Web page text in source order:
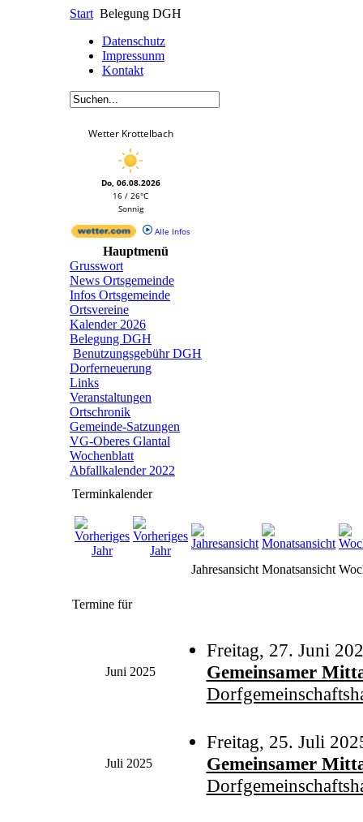
Start Belegung DGH
Datenschutz
Impressunm
Kontakt
Wetter Krottelbach
Do, 06.08.2026
16 / 26°C
Sonnig
Alle Infos
Hauptmenü
Grusswort
News Ortsgemeinde
Infos Ortsgemeinde
Ortsvereine
Kalender 2026
Belegung DGH
Benutzungsgebühr DGH
Dorferneuerung
Links
Veranstaltungen
Ortschronik
Gemeinde-Satzungen
VG-Oberes Glantal
Wochenblatt
Abfallkalender 2022
Terminkalender
Jahresansicht Monatsansicht
Termine für
Juni 2025
Freitag, 27. Juni
Gemeinsamer
Juli 2025
Freitag, 25. Juli
Gemeinsamer